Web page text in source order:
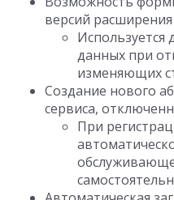
версий расширения
Используется
данных при
изменяющих
Создание нового
сервиса,
При